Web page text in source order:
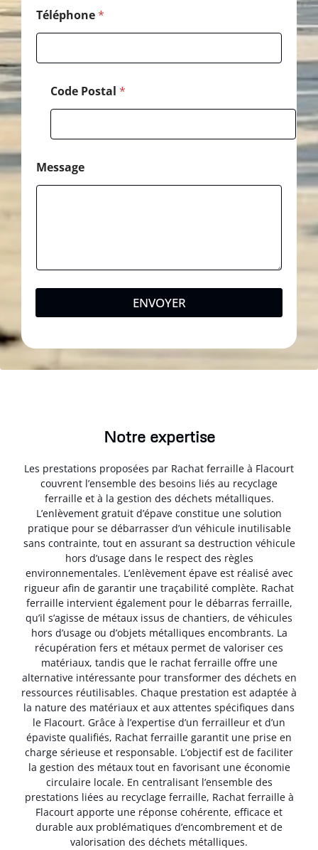
Téléphone*
M
e
s
a
g
e
Code Postal *
Message
ENVOYER
Notre expertise
Les prestations proposées par Rachat ferraille à Flacourt
couvrent l’ensemble des besoins liés au recyclage
ferraille et à la gestion des déchets métalliques.
L’enlèvement gratuit d’épave constitue une solution
pratique pour se débarrasser d’un véhicule inutilisable
sans contrainte, tout en assurant sa destruction véhicule
hors d’usage dans le respect des règles
environnementales. L’enlèvement épave est réalisé avec
rigueur afin de garantir une traçabilité complète. Rachat
ferraille intervient également pour le débarras ferraille,
qu’il s’agisse de métaux issus de chantiers, de véhicules
hors d’usage ou d’objets métalliques encombrants. La
récupération fers et métaux permet de valoriser ces
matériaux, tandis que le rachat ferraille offre une
alternative intéressante pour transformer des déchets en
ressources réutilisables. Chaque prestation est adaptée à
la nature des matériaux et aux attentes spécifiques dans
le Flacourt. Grâce à l’expertise d’un ferrailleur et d’un
épaviste qualifiés, Rachat ferraille garantit une prise en
charge sérieuse et responsable. L’objectif est de faciliter
la gestion des métaux tout en favorisant une économie
circulaire locale. En centralisant l’ensemble des
prestations liées au recyclage ferraille, Rachat ferraille à
Flacourt apporte une réponse cohérente, efficace et
durable aux problématiques d’encombrement et de
valorisation des déchets métalliques.